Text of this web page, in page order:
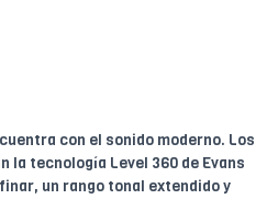
con el sonido moderno. Los
la tecnología Level 360 de Evans
un rango tonal extendido y